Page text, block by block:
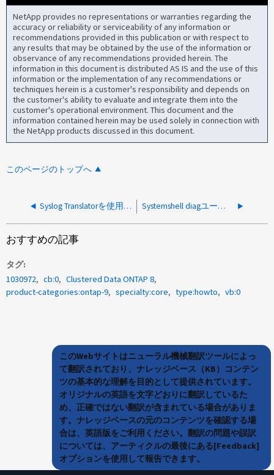
NetApp provides no representations or warranties regarding the
accuracy or reliability or serviceability of any information or
recommendations provided in this publication or with respect to
any results that may be obtained by the use of the information or
observance of any recommendations provided herein. The
information in this document is distributed AS IS and the use of this
information or the implementation of any recommendations or
techniques herein is a customer's responsibility and depends on
the customer's ability to evaluate and integrate them into the
customer's operational environment. This document and the
information contained herein may be used solely in connection with
the NetApp products discussed in this document.
このページのトップへ
Syslog Translatorを使用したNetAppシステムエラーメッセージの理解方法 Systemshell diagユーザーアカウントのロックを解除する方法
おすすめの記事
タグ
1030972
cb:0
Clustered Data ONTAP 8
product-categories:ontap-9
specialty:core type:howto vb:0
このWebサイトはニューラル機械翻訳ツールによっ
て翻訳されており、ナレッジベース（KB）コンテン
ツの基本的な理解を目的として提供されています。
オリジナルの英語を文字どおりに翻訳しているた
め、正確ではない翻訳が含まれている場合がありま
す。ナレッジベースの元のコンテンツを確認する場
合は、英語版をご利用ください。翻訳の問題や誤訳
については、アーティクルの最後にある[Feedback]
オプションを使用して報告できます。